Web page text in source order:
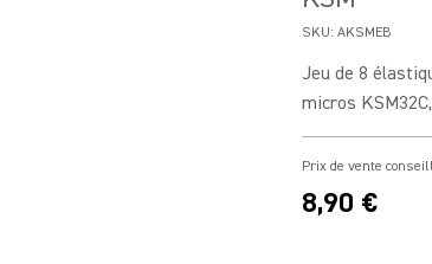
SKU: AKSMEB
Jeu de 8
micros
Prix de vente
8,90 €